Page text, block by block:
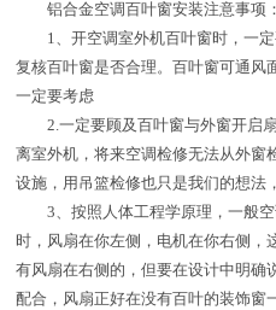
铝合金空调百叶窗安装注意事项：
1、开空调室外机百叶窗时，一定
复核百叶窗是否合理。百叶窗可通风
一定要考虑
2.一定要顾及百叶窗与外窗开启扇
离室外机，将来空调检修无法从外窗
设施，用吊篮检修也只是我们的想法
3、按照人体工程学原理，一般空
时，风扇在你左侧，电机在你右侧，
有风扇在右侧的，但要在设计中明确
配合，风扇正好在没有百叶的装饰窗